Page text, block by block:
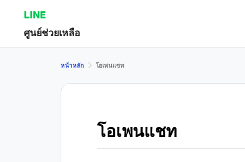
LINE
ศูนย์ช่วยเหลือ
หน้าหลัก โอเพนแชท
โอเพนแชท